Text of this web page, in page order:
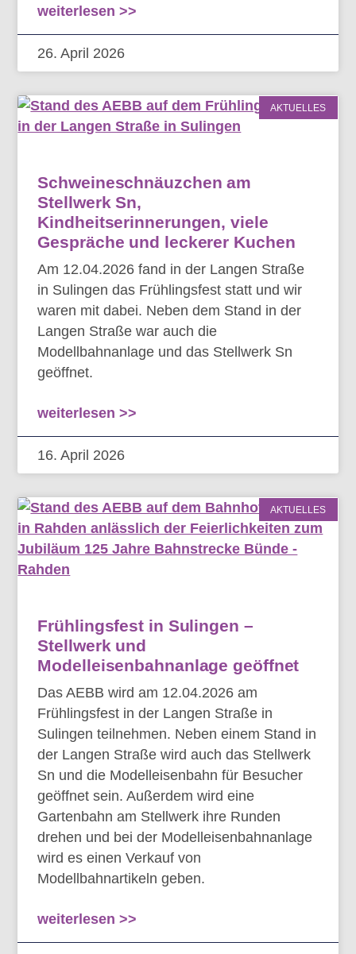
weiterlesen >>
26. April 2026
AKTUELLES
Schweineschnäuzchen am
Stellwerk Sn,
Kindheitserinnerungen, viele
Gespräche und leckerer Kuchen
Am 12.04.2026 fand in der Langen Straße
in Sulingen das Frühlingsfest statt und wir
waren mit dabei. Neben dem Stand in der
Langen Straße war auch die
Modellbahnanlage und das Stellwerk Sn
geöffnet.
weiterlesen >>
16. April 2026
AKTUELLES
Frühlingsfest in Sulingen –
Stellwerk und
Modelleisenbahnanlage geöffnet
Das AEBB wird am 12.04.2026 am
Frühlingsfest in der Langen Straße in
Sulingen teilnehmen. Neben einem Stand in
der Langen Straße wird auch das Stellwerk
Sn und die Modelleisenbahn für Besucher
geöffnet sein. Außerdem wird eine
Gartenbahn am Stellwerk ihre Runden
drehen und bei der Modelleisenbahnanlage
wird es einen Verkauf von
Modellbahnartikeln geben.
weiterlesen >>